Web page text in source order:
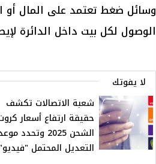
وسائل ضغط تعتمد على المال
الوصول لكل بيت داخل الدائرة
لا يفوتك
شعبة الاتصالات تكشف
حقيقة ارتفاع أسعار
الشحن 2025 وتحدد
التعديل المحتمل